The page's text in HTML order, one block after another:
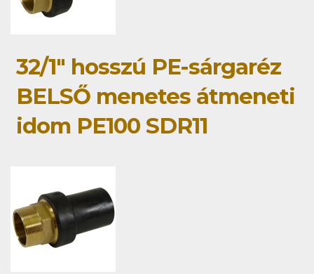
32/1" hosszú PE-sárgaréz
BELSŐ menetes átmeneti
idom PE100 SDR11